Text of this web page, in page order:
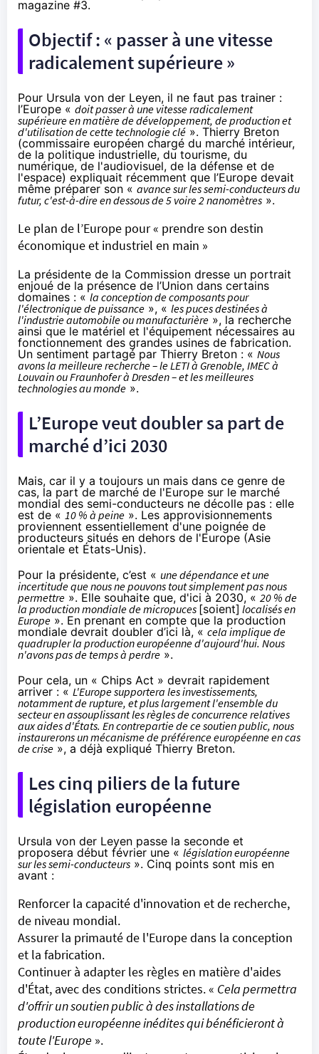
magazine #3.
Objectif : « passer à une vitesse
radicalement supérieure »
Pour Ursula von der Leyen, il ne faut pas trainer :
l’Europe « doit passer à une vitesse radicalement
supérieure en matière de développement, de production et
d'utilisation de cette technologie clé ». Thierry Breton
(commissaire européen chargé du marché intérieur,
de la politique industrielle, du tourisme, du
numérique, de l'audiovisuel, de la défense et de
l'espace) expliquait récemment que l’Europe devait
même préparer son « avance sur les semi-conducteurs du
futur, c'est-à-dire en dessous de 5 voire 2 nanomètres ».
Le plan de l’Europe pour « prendre son destin
économique et industriel en main »
La présidente de la Commission dresse un portrait
enjoué de la présence de l’Union dans certains
domaines : «la conception de composants pour
l'électronique de puissance », « les puces destinées à
l'industrie automobile ou manufacturière », la recherche
ainsi que le matériel et l'équipement nécessaires au
fonctionnement des grandes usines de fabrication.
Un sentiment partagé par Thierry Breton : « Nous
avons la meilleure recherche – le LETI à Grenoble, IMEC à
Louvain ou Fraunhofer à Dresden – et les meilleures
technologies au monde ».
L’Europe veut doubler sa part de
marché d’ici 2030
Mais, car il y a toujours un mais dans ce genre de
cas, la part de marché de l'Europe sur le marché
mondial des semi-conducteurs ne décolle pas : elle
est de « 10 % à peine ». Les approvisionnements
proviennent essentiellement d'une poignée de
producteurs situés en dehors de l'Europe (Asie
orientale et États-Unis).
Pour la présidente, c’est « une dépendance et une
incertitude que nous ne pouvons tout simplement pas nous
permettre ». Elle souhaite que, d'ici à 2030, « 20 % de
la production mondiale de micropuces [soient] localisés en
Europe ». En prenant en compte que la production
mondiale devrait doubler d’ici là, « cela implique de
quadrupler la production européenne d'aujourd'hui. Nous
n'avons pas de temps à perdre ».
Pour cela, un « Chips Act » devrait rapidement
arriver : « L'Europe supportera les investissements,
notamment de rupture, et plus largement l'ensemble du
secteur en assouplissant les règles de concurrence relatives
aux aides d'États. En contrepartie de ce soutien public, nous
instaurerons un mécanisme de préférence européenne en cas
de crise », a déjà expliqué Thierry Breton.
Les cinq piliers de la future
législation européenne
Ursula von der Leyen passe la seconde et
proposera début février une « législation européenne
sur les semi-conducteurs ». Cinq points sont mis en
avant :
Renforcer la capacité d'innovation et de recherche,
de niveau mondial.
Assurer la primauté de l'Europe dans la conception
et la fabrication.
Continuer à adapter les règles en matière d'aides
d'État, avec des conditions strictes. « Cela permettra
d'offrir un soutien public à des installations de
production européenne inédites qui bénéficieront à
toute l'Europe ».